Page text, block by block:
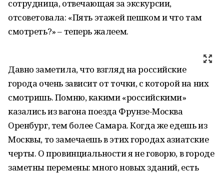
сотрудница, отвечающая за экскурсии,
отсоветовала: «Пять этажей пешком и что там
смотреть?» – теперь жалеем.
Давно заметила, что взгляд на российские
города очень зависит от точки, с которой на них
смотришь. Помню, какими «российскими»
казались из вагона поезда Фрунзе-Москва
Оренбург, тем более Самара. Когда же едешь из
Москвы, то замечаешь в этих городах азиатские
черты. О провинциальности я не говорю, в городе
заметны перемены: много новых зданий, есть